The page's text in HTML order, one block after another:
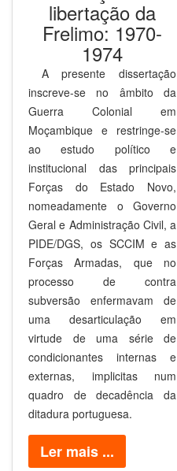
libertação da
Frelimo: 1970-
1974
A presente dissertação
inscreve-se no âmbito da
Guerra Colonial em
Moçambique e restringe-se
ao estudo político e
institucional das principais
Forças do Estado Novo,
nomeadamente o Governo
Geral e Administração Civil, a
PIDE/DGS, os SCCIM e as
Forças Armadas, que no
processo de contra
subversão enfermavam de
uma desarticulação em
virtude de uma série de
condicionantes internas e
externas, implicitas num
quadro de decadência da
ditadura portuguesa.
Ler mais ...